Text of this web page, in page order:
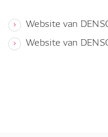
Website van
Website van